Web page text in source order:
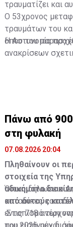
τραυματίζει και
Ο 53χρονος
τραυμάτων του
όπου του
Η Αστυνομία
ανακρίσεων
Πάνω από 900
στη φυλακή
07.08.2026 20:04
Πληθαίνουν οι
στοιχεία της
αδικήματα
από αυτούς
Όπως δήλωσε ο
καταδίκες
εντοπισμό των
που εισάγουν
Στις 718
του 2026 μέχρι